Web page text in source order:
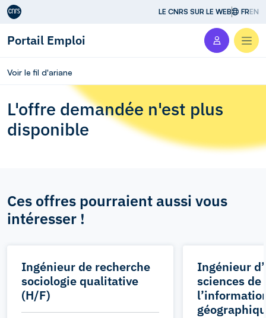
Aller au contenu LE CNRS SUR LE WEB FREN
Portail Emploi
Voir le fil d'ariane
L'offre demandée n'est plus
disponible
Ces offres pourraient aussi vous
intéresser !
Ingénieur de recherche
sociologie qualitative
(H/F)
Ingénieur
sciences de